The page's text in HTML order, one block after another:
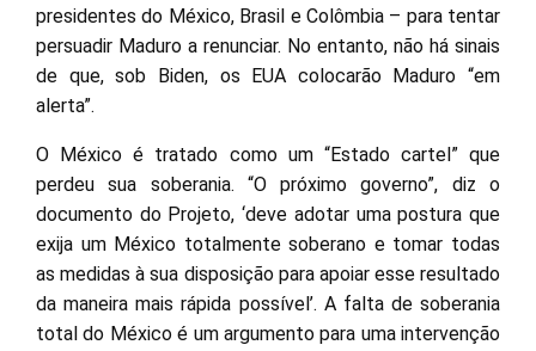
presidentes do México, Brasil e Colômbia – para tentar
persuadir Maduro a renunciar. No entanto, não há sinais
de que, sob Biden, os EUA colocarão Maduro “em
alerta”.
O México é tratado como um “Estado cartel” que
perdeu sua soberania. “O próximo governo”, diz o
documento do Projeto, ‘deve adotar uma postura que
exija um México totalmente soberano e tomar todas
as medidas à sua disposição para apoiar esse resultado
da maneira mais rápida possível’. A falta de soberania
total do México é um argumento para uma intervenção